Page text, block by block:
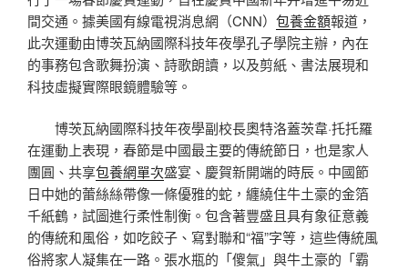
間交通。據美國有線電視消息網（CNN） 包養金額報道，
此次運動由博茨瓦納國際科技年夜學孔子學院主辦，內在
的事務包含歌舞扮演、詩歌朗讀，以及剪紙、書法展現和
科技虛擬實際眼鏡體驗等。
博茨瓦納國際科技年夜學副校長奧特洛蓋茨韋·托托羅
在運動上表現，春節是中國最主要的傳統節日，也是家人
團圓、共享包養網單次盛宴、慶賀新開端的時辰。中國節
日中她的蕾絲絲帶像一條優雅的蛇，纏繞住牛土豪的金箔
千紙鶴，試圖進行柔性制衡。包含著豐盛且具有象征意義
的傳統和風俗，如吃餃子、寫對聯和“福”字等，這些傳統風
俗將家人凝集在一路。張水瓶的「傻氣」與牛土豪的「霸